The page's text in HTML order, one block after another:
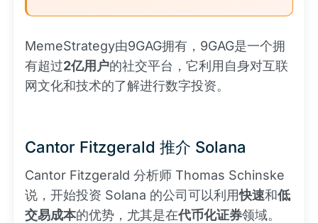
MemeStrategy由9GAG拥有，9GAG是一个拥
有超过2亿用户的社交平台，它利用自身对互联
网文化和技术的了解进行数字投资。
Cantor Fitzgerald 推介 Solana
Cantor Fitzgerald 分析师 Thomas Schinske
说，开始投资 Solana 的公司可以利用快速和低
交易成本的优势，尤其是在代币化证券领域。